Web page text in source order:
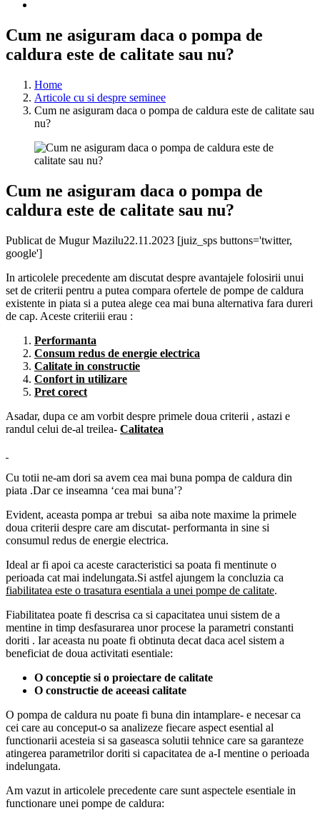
Cum ne asiguram daca o pompa de
caldura este de calitate sau nu?
Home
Articole cu si despre seminee
Cum ne asiguram daca o pompa de caldura este de calitate sau
nu?
Cum ne asiguram daca o pompa de
caldura este de calitate sau nu?
Publicat de Mugur Mazilu22.11.2023 [juiz_sps buttons='twitter,
google']
In articolele precedente am discutat despre avantajele folosirii unui
set de criterii pentru a putea compara ofertele de pompe de caldura
existente in piata si a putea alege cea mai buna alternativa fara dureri
de cap. Aceste criteriii erau :
Performanta
Consum redus de energie electrica
Calitate in constructie
Confort in utilizare
Pret corect
Asadar, dupa ce am vorbit despre primele doua criterii , astazi e
randul celui de-al treilea- Calitatea
Cu totii ne-am dori sa avem cea mai buna pompa de caldura din
piata .Dar ce inseamna ‘cea mai buna’?
Evident, aceasta pompa ar trebui sa aiba note maxime la primele
doua criterii despre care am discutat- performanta in sine si
consumul redus de energie electrica.
Ideal ar fi apoi ca aceste caracteristici sa poata fi mentinute o
perioada cat mai indelungata.Si astfel ajungem la concluzia ca
fiabilitatea este o trasatura esentiala a unei pompe de calitate.
Fiabilitatea poate fi descrisa ca si capacitatea unui sistem de a
mentine in timp desfasurarea unor procese la parametri constanti
doriti . Iar aceasta nu poate fi obtinuta decat daca acel sistem a
beneficiat de doua activitati esentiale:
O conceptie si o proiectare de calitate
O constructie de aceeasi calitate
O pompa de caldura nu poate fi buna din intamplare- e necesar ca
cei care au conceput-o sa analizeze fiecare aspect esential al
functionarii acesteia si sa gaseasca solutii tehnice care sa garanteze
atingerea parametrilor doriti si capacitatea de a-I mentine o perioada
indelungata.
Am vazut in articolele precedente care sunt aspectele esentiale in
functionare unei pompe de caldura: